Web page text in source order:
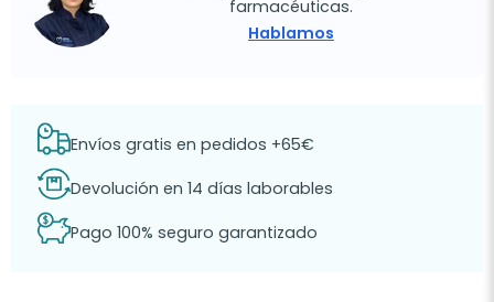
farmacéuticas.
Hablamos
Envíos gratis en pedidos +65€
Devolución en 14 días laborables
Pago 100% seguro garantizado